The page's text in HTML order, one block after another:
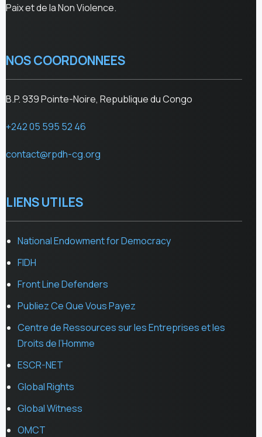
Paix et de la Non Violence.
NOS COORDONNEES
B.P. 939 Pointe-Noire, Republique du Congo
+242 05 595 52 46
contact@rpdh-cg.org
LIENS UTILES
National Endowment for Democracy
FIDH
Front Line Defenders
Publiez Ce Que Vous Payez
Centre de Ressources sur les Entreprises et les
Droits de l’Homme
ESCR-NET
Global Rights
Global Witness
OMCT